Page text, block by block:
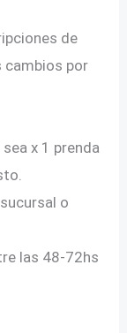
de
cambios por
x 1 prenda
o
las 48-72hs